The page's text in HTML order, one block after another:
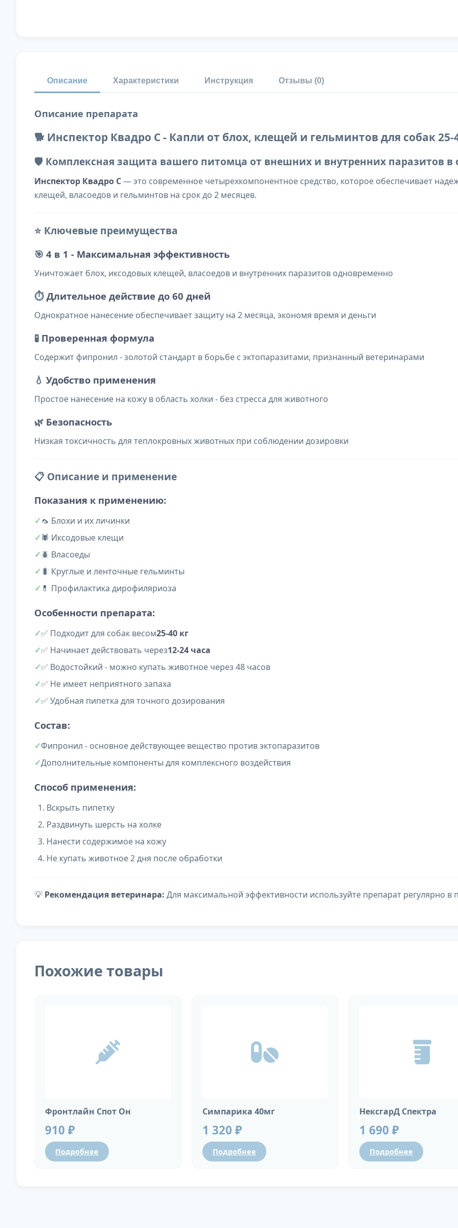
Описание Характеристики Инструкция Отзывы (0)
Описание препарата
🐕 Инспектор Квадро С - Капли от блох, клещей и гельминтов для собак
🛡️ Комплексная защита вашего питомца от внешних и внутренних паразитов в
Инспектор Квадро С— это современное четырехкомпонентное средство, которое обеспечивает
клещей, власоедов и гельминтов на срок до 2 месяцев.
⭐ Ключевые преимущества
🎯 4 в 1 - Максимальная эффективность
Уничтожает блох, иксодовых клещей, власоедов и внутренних паразитов одновременно
⏱️ Длительное действие до 60 дней
Однократное нанесение обеспечивает защиту на 2 месяца, экономя время и деньги
🧪 Проверенная формула
Содержит фипронил - золотой стандарт в борьбе с эктопаразитами, признанный ветеринарами
💧 Удобство применения
Простое нанесение на кожу в область холки - без стресса для животного
🌿 Безопасность
Низкая токсичность для теплокровных животных при соблюдении дозировки
📋 Описание и применение
Показания к применению:
🦟 Блохи и их личинки
🕷️ Иксодовые клещи
🪲 Власоеды
🐛 Круглые и ленточные гельминты
💊 Профилактика дирофиляриоза
Особенности препарата:
✅ Подходит для собак весом25-40 кг
✅ Начинает действовать через12-24 часа
✅ Водостойкий - можно купать животное через 48 часов
✅ Не имеет неприятного запаха
✅ Удобная пипетка для точного дозирования
Состав:
Фипронил - основное действующее вещество против эктопаразитов
Дополнительные компоненты для комплексного воздействия
Способ применения:
Вскрыть пипетку
Раздвинуть шерсть на холке
Нанести содержимое на кожу
Не купать животное 2 дня после обработки
💡 Рекомендация ветеринара: Для максимальной эффективности используйте препарат регулярно в
Похожие товары
Фронтлайн Спот Он
910 ₽
Подробнее
Симпарика 40мг
1 320 ₽
Подробнее
НексгарД Спектра
1 690 ₽
Подробнее